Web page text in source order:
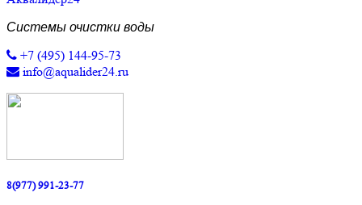
Системы очистки воды
+7 (495) 144-95-73
info@aqualider24.ru
8(977) 991-23-77